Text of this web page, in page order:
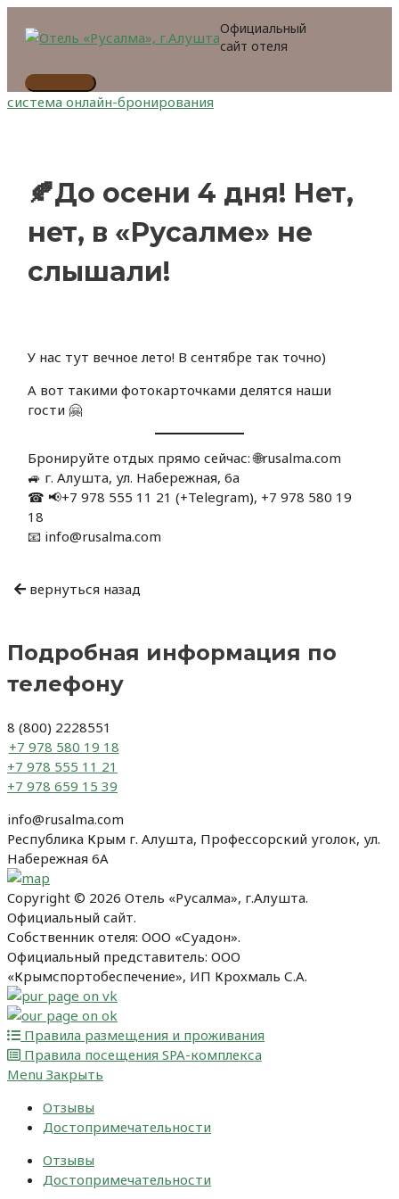
Официальный
сайт отеля
Главное
меню
система онлайн-бронирования
🍂До осени 4 дня! Нет,
нет, в «Русалме» не
слышали!
У нас тут вечное лето! В сентябре так точно)
А вот такими фотокарточками делятся наши
гости 🤗
Бронируйте отдых прямо сейчас: 🌐rusalma.com
🚙 г. Алушта, ул. Набережная, 6а
☎ 📢+7 978 555 11 21 (+Telegram), +7 978 580 19
18
📧 info@rusalma.com
Навигация
вернуться назад
Подробная информация по
телефону
8 (800) 2228551
+7 978 580 19 18
+7 978 555 11 21
+7 978 659 15 39
info@rusalma.com
Республика Крым г. Алушта, Профессорский уголок, ул.
Набережная 6А
Copyright © 2026 Отель «Русалма», г.Алушта.
Официальный сайт.
Собственник отеля: ООО «Суадон».
Официальный представитель: ООО
«Крымспортобеспечение», ИП Крохмаль С.А.
Правила размещения и проживания
Правила посещения SPA-комплекса
Menu Закрыть
Отзывы
Достопримечательности
Отзывы
Достопримечательности